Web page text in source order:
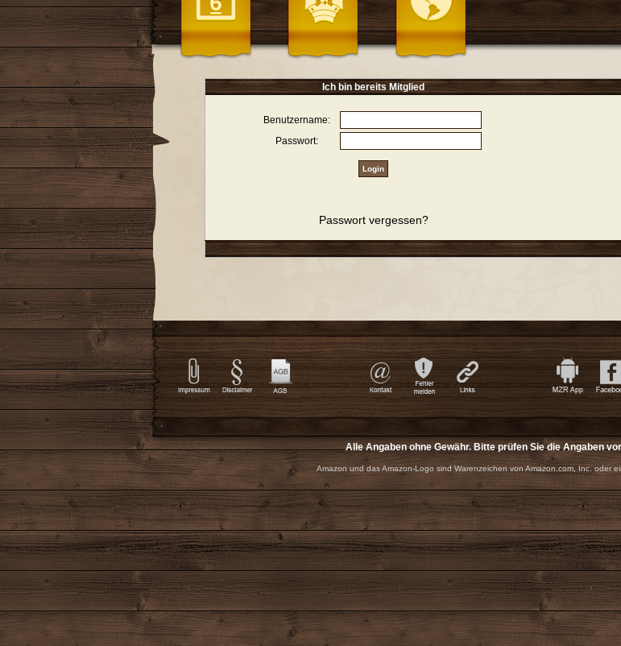
Ich bin bereits Mitglied
Benutzername:
Passwort:
Passwort vergessen?
Alle Angaben ohne Gewähr. Bitte prüfen Sie die Angaben
Amazon und das Amazon-Logo sind Warenzeichen von Amazon.com, Inc. oder